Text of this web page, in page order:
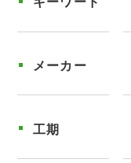
メーカー
工期